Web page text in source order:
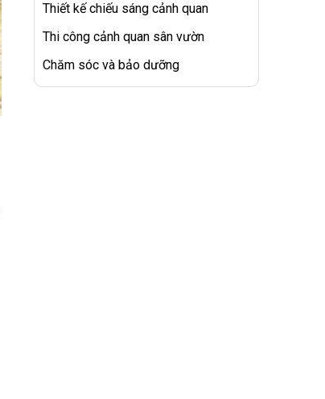
Thiết kế chiếu sáng cảnh quan
Thi công cảnh quan sân vườn
Chăm sóc và bảo dưỡng